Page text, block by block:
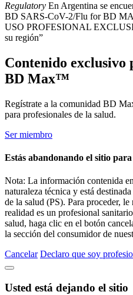
Regulatory En Argentina se
BD SARS-CoV-2/Flu for BD
USO PROFESIONAL
su región”
Contenido exclusivo
BD Max™
Regístrate a la comunidad BD
para profesionales de la salud.
Ser miembro
Estás abandonando el sitio
Nota: La información contenida
naturaleza técnica y está
de la salud (PS). Para proceder,
realidad es un profesional
salud, haga clic en el botón
la sección del consumidor de
Cancelar Declaro que soy
Usted está dejando el sitio